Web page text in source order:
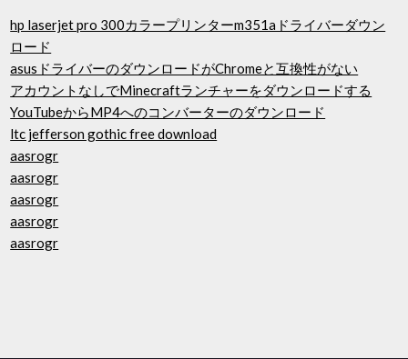
hp laserjet pro 300カラープリンターm351aドライバーダウン
ロード
asusドライバーのダウンロードがChromeと互換性がない
アカウントなしでMinecraftランチャーをダウンロードする
YouTubeからMP4へのコンバーターのダウンロード
ltc jefferson gothic free download
aasrogr
aasrogr
aasrogr
aasrogr
aasrogr